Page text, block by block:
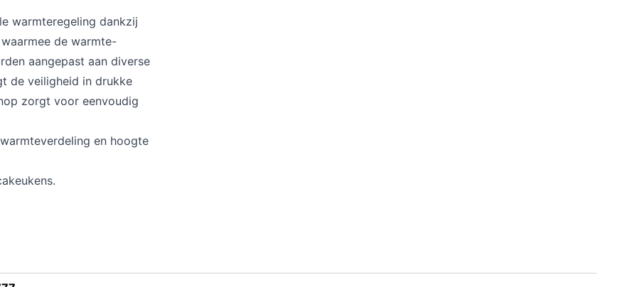
warmteregeling dankzij
de warmte-
aangepast aan diverse
de veiligheid in drukke
zorgt voor eenvoudig
en hoogte